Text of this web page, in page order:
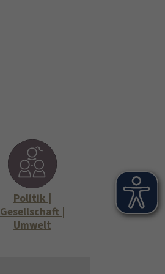
Politik |
Gesellschaft |
Umwelt